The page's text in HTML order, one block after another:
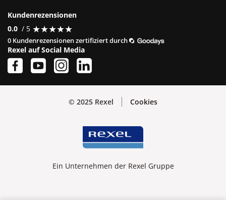
Kundenrezensionen
0.0 / 5 ★★★★★
★★★★★
0 Kundenrezensionen zertifiziert durch
Rexel auf Social Media
© 2025 Rexel Cookies
Ein Unternehmen der Rexel Gruppe